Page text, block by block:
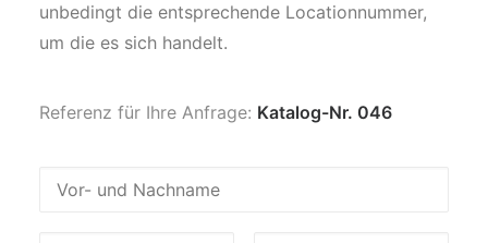
unbedingt die entsprechende Locationnummer,
um die es sich handelt.
Referenz für Ihre Anfrage: Katalog-Nr. 046